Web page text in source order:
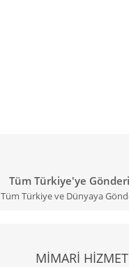
Tüm Türkiye'ye
Tüm Türkiye ve Dünyaya
MİMARİ HİZMET